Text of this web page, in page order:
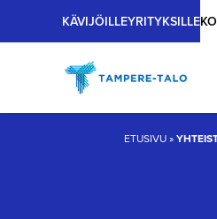
Main
KÄVIJÖILLEYRITYKSILLE
ETUSIVU»